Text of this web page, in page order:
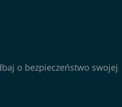
o bezpieczeństwo swojej